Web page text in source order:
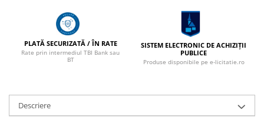
PLATĂ SECURIZATĂ / ÎN RATE
Rate prin intermediul TBI Bank sau
BT
SISTEM ELECTRONIC DE ACHIZIȚII
PUBLICE
Produse disponibile pe e-licitatie.ro
Descriere